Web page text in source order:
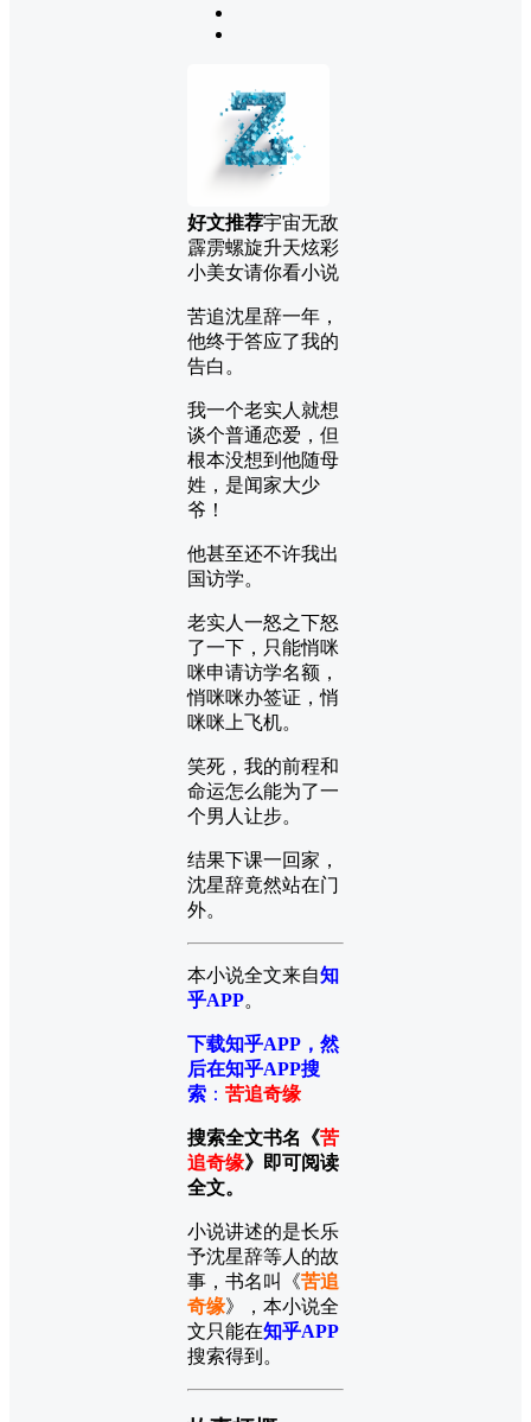
好文推荐宇宙无敌
霹雳螺旋升天炫彩
小美女请你看小说
苦追沈星辞一年，
他终于答应了我的
告白。
我一个老实人就想
谈个普通恋爱，但
根本没想到他随母
姓，是闻家大少
爷！
他甚至还不许我出
国访学。
老实人一怒之下怒
了一下，只能悄咪
咪申请访学名额，
悄咪咪办签证，悄
咪咪上飞机。
笑死，我的前程和
命运怎么能为了一
个男人让步。
结果下课一回家，
沈星辞竟然站在门
外。
本小说全文来自知
乎APP。
下载知乎APP，然
后在知乎APP搜
索 ： 苦追奇缘
搜索全文书名《苦
追奇缘》即可阅读
全文。
小说讲述的是长乐
予沈星辞等人的故
事，书名叫《苦追
奇缘》，本小说全
文只能在知乎APP
搜索得到。